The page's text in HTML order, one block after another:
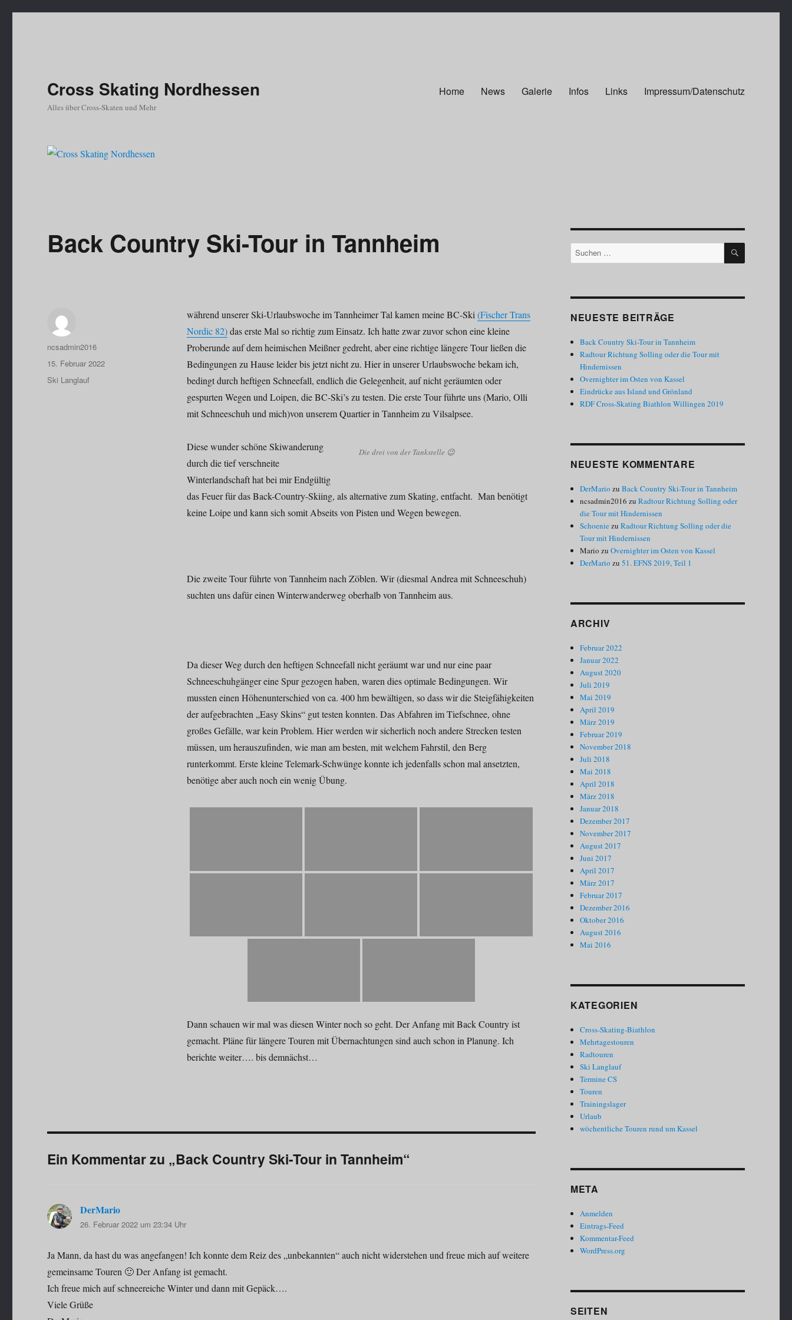
Cross Skating Nordhessen
Alles über Cross-Skaten und Mehr
Home News Galerie Infos Links Impressum/Datenschutz
Back Country Ski-Tour in Tannheim
während unserer Ski-Urlaubswoche im Tannheimer Tal kamen meine BC-Ski(Fischer Trans
Nordic 82)das erste Mal so richtig zum Einsatz. Ich hatte zwar zuvor schon eine kleine
Proberunde auf dem heimischen Meißner gedreht, aber eine richtige längere Tour ließen die
Bedingungen zu Hause leider bis jetzt nicht zu. Hier in unserer Urlaubswoche bekam ich,
bedingt durch heftigen Schneefall, endlich die Gelegenheit, auf nicht geräumten oder
gespurten Wegen und Loipen, die BC-Ski’s zu testen. Die erste Tour führte uns (Mario, Olli
mit Schneeschuh und mich)von unserem Quartier in Tannheim zu Vilsalpsee.
Die drei von der Tankstelle 😉
Diese wunder schöne Skiwanderung
durch die tief verschneite
Winterlandschaft hat bei mir Endgültig
das Feuer für das Back-Country-Skiing, als alternative zum Skating, entfacht. Man benötigt
keine Loipe und kann sich somit Abseits von Pisten und Wegen bewegen.
Die zweite Tour führte von Tannheim nach Zöblen. Wir (diesmal Andrea mit Schneeschuh)
suchten uns dafür einen Winterwanderweg oberhalb von Tannheim aus.
Da dieser Weg durch den heftigen Schneefall nicht geräumt war und nur eine paar
Schneeschuhgänger eine Spur gezogen haben, waren dies optimale Bedingungen. Wir
mussten einen Höhenunterschied von ca. 400 hm bewältigen, so dass wir die Steigfähigkeiten
der aufgebrachten „Easy Skins“ gut testen konnten. Das Abfahren im Tiefschnee, ohne
großes Gefälle, war kein Problem. Hier werden wir sicherlich noch andere Strecken testen
müssen, um herauszufinden, wie man am besten, mit welchem Fahrstil, den Berg
runterkommt. Erste kleine Telemark-Schwünge konnte ich jedenfalls schon mal ansetzten,
benötige aber auch noch ein wenig Übung.
Dann schauen wir mal was diesen Winter noch so geht. Der Anfang mit Back Country ist
gemacht. Pläne für längere Touren mit Übernachtungen sind auch schon in Planung. Ich
berichte weiter…. bis demnächst…
Autor
ncsadmin2016
Veröffentlicht
am
15. Februar 2022
Kategorien
Ski Langlauf
Ein Kommentar zu „Back Country Ski-Tour in Tannheim“
DerMario
26. Februar 2022 um 23:34 Uhr
Ja Mann, da hast du was angefangen! Ich konnte dem Reiz des „unbekannten“ auch nicht widerstehen und freue mich auf weitere
gemeinsame Touren 🙂 Der Anfang ist gemacht.
Ich freue mich auf schneereiche Winter und dann mit Gepäck….
Viele Grüße
Suchen
nach:
SUCHEN
NEUESTE BEITRÄGE
Back Country Ski-Tour in Tannheim
Radtour Richtung Solling oder die Tour mit
Hindernissen
Overnighter im Osten von Kassel
Eindrücke aus Island und Grönland
RDF Cross-Skating Biathlon Willingen 2019
NEUESTE KOMMENTARE
DerMario zuBack Country Ski-Tour in Tannheim
ncsadmin2016 zuRadtour Richtung Solling oder
die Tour mit Hindernissen
SchoeniezuRadtour Richtung Solling oder die
Tour mit Hindernissen
Mario zuOvernighter im Osten von Kassel
DerMario zu51. EFNS 2019, Teil 1
ARCHIV
Februar 2022
Januar 2022
August 2020
Juli 2019
Mai 2019
April 2019
März 2019
Februar 2019
November 2018
Juli 2018
Mai 2018
April 2018
März 2018
Januar 2018
Dezember 2017
November 2017
August 2017
Juni 2017
April 2017
März 2017
Februar 2017
Dezember 2016
Oktober 2016
August 2016
Mai 2016
KATEGORIEN
Cross-Skating-Biathlon
Mehrtagestouren
Radtouren
Ski Langlauf
Termine CS
Touren
Trainingslager
Urlaub
wöchentliche Touren rund um Kassel
META
Anmelden
Eintrags-Feed
Kommentar-Feed
WordPress.org
SEITEN